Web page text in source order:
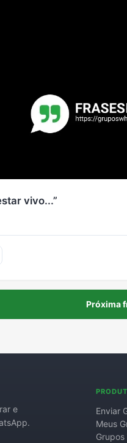
vivo...
Próxima
e
Enviar
Meus
Grupos